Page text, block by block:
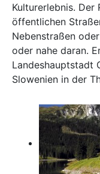
Kulturerlebnis.
öffentlichen
Nebenstraßen
oder nahe daran.
Landeshauptstadt
Slowenien in der